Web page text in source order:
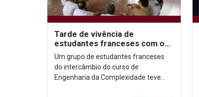
Tarde de vivência de
estudantes franceses com o
Grupo de Capoeira da Unicap
Um grupo de estudantes franceses
do intercâmbio do curso de
Engenharia da Complexidade teve